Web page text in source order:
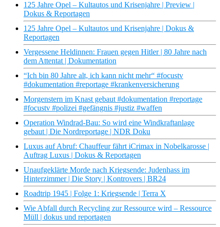
125 Jahre Opel – Kultautos und Krisenjahre | Preview |
Dokus & Reportagen
125 Jahre Opel – Kultautos und Krisenjahre | Dokus &
Reportagen
Vergessene Heldinnen: Frauen gegen Hitler | 80 Jahre nach
dem Attentat | Dokumentation
“Ich bin 80 Jahre alt, ich kann nicht mehr“ #focustv
#dokumentation #reportage #krankenversicherung
Morgenstern im Knast gebaut #dokumentation #reportage
#focustv #polizei #gefängnis #justiz #waffen
Operation Windrad-Bau: So wird eine Windkraftanlage
gebaut | Die Nordreportage | NDR Doku
Luxus auf Abruf: Chauffeur fährt iCrimax in Nobelkarosse |
Auftrag Luxus | Dokus & Reportagen
Unaufgeklärte Morde nach Kriegsende: Judenhass im
Hinterzimmer | Die Story | Kontrovers | BR24
Roadtrip 1945 | Folge 1: Kriegsende | Terra X
Wie Abfall durch Recycling zur Ressource wird – Ressource
Müll | dokus und reportagen